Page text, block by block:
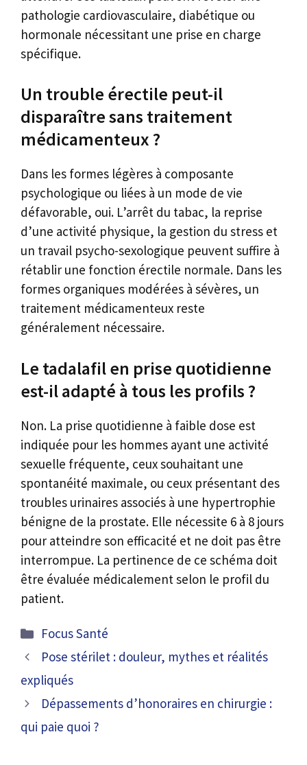
pathologie cardiovasculaire, diabétique ou
hormonale nécessitant une prise en charge
spécifique.
Un trouble érectile peut-il
disparaître sans traitement
médicamenteux ?
Dans les formes légères à composante
psychologique ou liées à un mode de vie
défavorable, oui. L’arrêt du tabac, la reprise
d’une activité physique, la gestion du stress et
un travail psycho-sexologique peuvent suffire à
rétablir une fonction érectile normale. Dans les
formes organiques modérées à sévères, un
traitement médicamenteux reste
généralement nécessaire.
Le tadalafil en prise quotidienne
est-il adapté à tous les profils ?
Non. La prise quotidienne à faible dose est
indiquée pour les hommes ayant une activité
sexuelle fréquente, ceux souhaitant une
spontanéité maximale, ou ceux présentant des
troubles urinaires associés à une hypertrophie
bénigne de la prostate. Elle nécessite 6 à 8 jours
pour atteindre son efficacité et ne doit pas être
interrompue. La pertinence de ce schéma doit
être évaluée médicalement selon le profil du
patient.
Catégories
Focus Santé
Pose stérilet : douleur, mythes et réalités
expliqués
Dépassements d’honoraires en chirurgie :
qui paie quoi ?